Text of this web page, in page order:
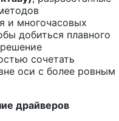
и многочасовых
добиться плавного
сочетать
оси с более ровным
драйверов